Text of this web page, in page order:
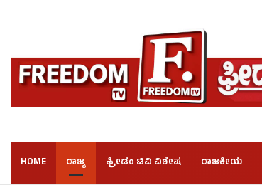
HOME ರಾಜ್ಯ ಫ್ರೀಡಂ ಟಿವಿ ವಿಶೇಷ ರಾಜಕೀಯ